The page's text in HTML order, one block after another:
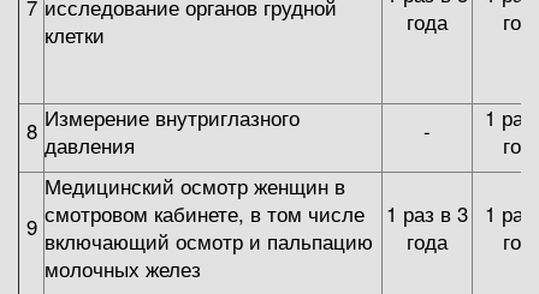
7 исследование органов грудной
клетки
года
год
8 Измерение внутриглазного
давления
-
1 раз
год
9
Медицинский осмотр женщин в
смотровом кабинете, в том числе
включающий осмотр и пальпацию
молочных желез
1 раз в 3
года
1 раз
год